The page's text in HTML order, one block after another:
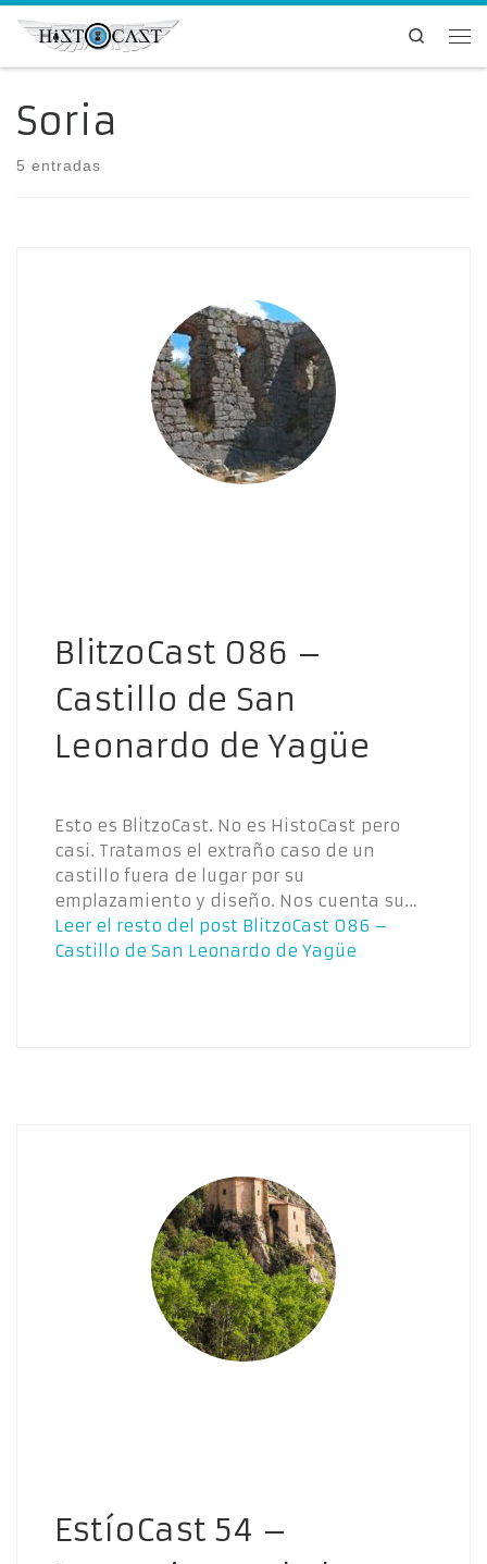
Saltar al contenido
Search
Soria
5 entradas
BlitzoCast 086 –
Castillo de San
Leonardo de Yagüe
Esto es BlitzoCast. No es HistoCast pero
casi. Tratamos el extraño caso de un
castillo fuera de lugar por su
emplazamiento y diseño. Nos cuenta su…
Leer el resto del post BlitzoCast 086 –
Castillo de San Leonardo de Yagüe
EstíoCast 54 –